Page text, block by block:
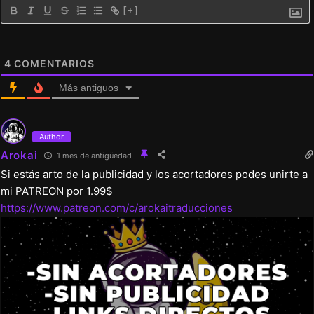
duda, aún quedan errores por corregir, así
enviarme cualquier error que encuentres.
v0.15
Business of Loving v.15 incluye 4 nuevas
rutas, ¡con más de 100 escenas nuevas!
¡Nuevas animaciones y capturas de pantalla
dinámicas!
[+]
4 COMENTARIOS
Más antiguos
Author
Arokai 1 mes de antigüedad
Si estás arto de la publicidad y los acortadores podes unirte a
mi PATREON por 1.99$
https://www.patreon.com/c/arokaitraducciones